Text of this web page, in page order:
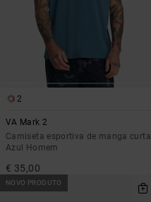
2
VA Mark 2
Camiseta esportiva de manga curta
Azul Homem
€ 35,00
NOVO PRODUTO